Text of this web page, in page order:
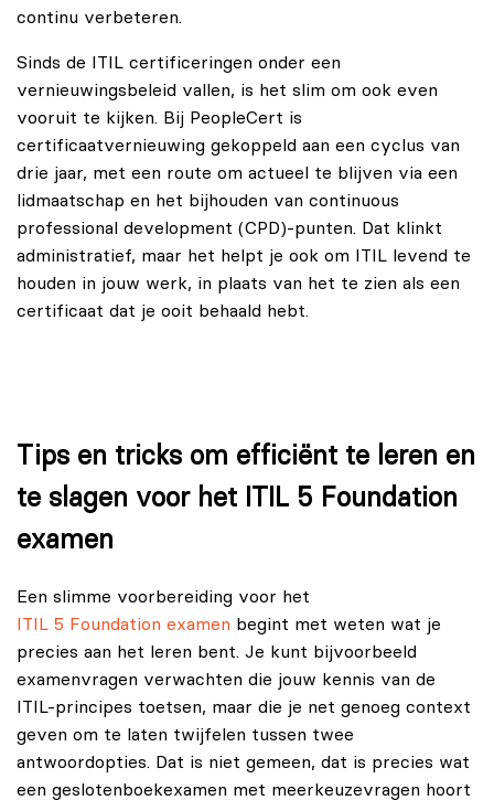
continu verbeteren.
Sinds de ITIL certificeringen onder een
vernieuwingsbeleid vallen, is het slim om ook even
vooruit te kijken. Bij PeopleCert is
certificaatvernieuwing gekoppeld aan een cyclus van
drie jaar, met een route om actueel te blijven via een
lidmaatschap en het bijhouden van continuous
professional development (CPD)-punten. Dat klinkt
administratief, maar het helpt je ook om ITIL levend te
houden in jouw werk, in plaats van het te zien als een
certificaat dat je ooit behaald hebt.
Tips en tricks om efficiënt te leren en
te slagen voor het ITIL 5 Foundation
examen
Een slimme voorbereiding voor het
ITIL 5 Foundation examen begint met weten wat je
precies aan het leren bent. Je kunt bijvoorbeeld
examenvragen verwachten die jouw kennis van de
ITIL-principes toetsen, maar die je net genoeg context
geven om te laten twijfelen tussen twee
antwoordopties. Dat is niet gemeen, dat is precies wat
een geslotenboekexamen met meerkeuzevragen hoort